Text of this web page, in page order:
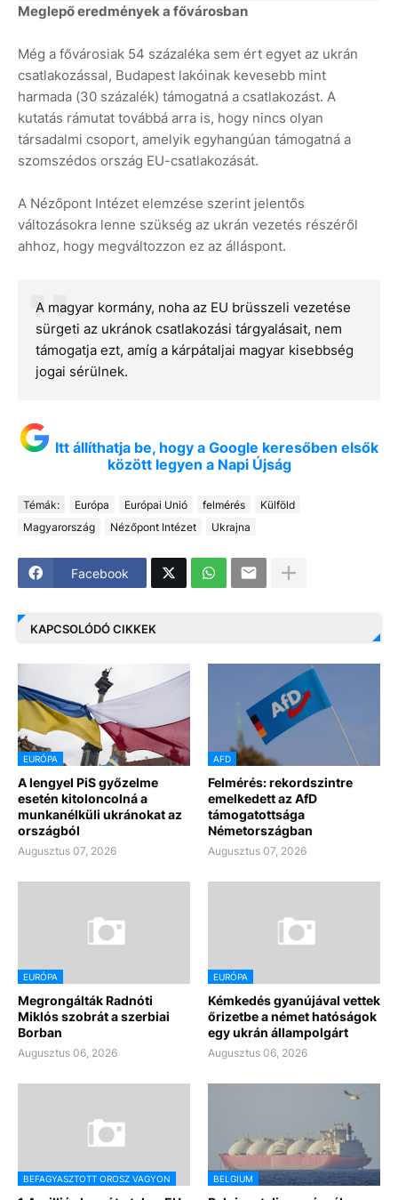
Meglepő eredmények a fővárosban
Még a fővárosiak 54 százaléka sem ért egyet az ukrán
csatlakozással, Budapest lakóinak kevesebb mint
harmada (30 százalék) támogatná a csatlakozást. A
kutatás rámutat továbbá arra is, hogy nincs olyan
társadalmi csoport, amelyik egyhangúan támogatná a
szomszédos ország EU-csatlakozását.
A Nézőpont Intézet elemzése szerint jelentős
változásokra lenne szükség az ukrán vezetés részéről
ahhoz, hogy megváltozzon ez az álláspont.
A magyar kormány, noha az EU brüsszeli vezetése
sürgeti az ukránok csatlakozási tárgyalásait, nem
támogatja ezt, amíg a kárpátaljai magyar kisebbség
jogai sérülnek.
Itt állíthatja be, hogy a Google keresőben elsők
között legyen a Napi Újság
Témák: Európa Európai Unió felmérés
Külföld
Magyarország
Nézőpont Intézet Ukrajna
Facebook
KAPCSOLÓDÓ CIKKEK
EURÓPA
A lengyel PiS győzelme
esetén kitoloncolná a
munkanélküli ukránokat az
országból
Augusztus 07, 2026
AFD
Felmérés: rekordszintre
emelkedett az AfD
támogatottsága
Németországban
Augusztus 07, 2026
EURÓPA
Megrongálták Radnóti
Miklós szobrát a szerbiai
Borban
Augusztus 06, 2026
EURÓPA
Kémkedés gyanújával vettek
őrizetbe a német hatóságok
egy ukrán állampolgárt
Augusztus 06, 2026
BEFAGYASZTOTT OROSZ VAGYON BELGIUM